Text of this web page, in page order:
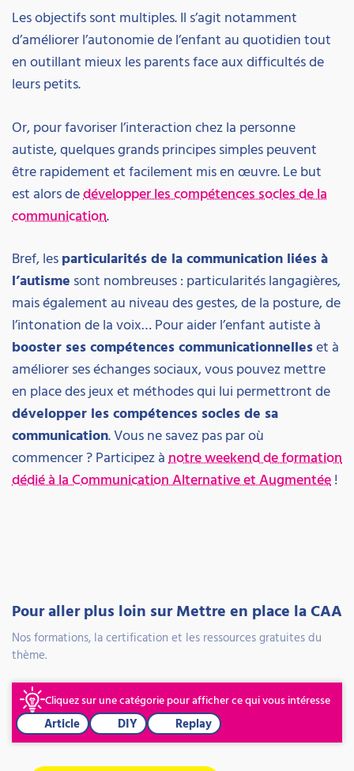
Les objectifs sont multiples. Il s’agit notamment
d’améliorer l’autonomie de l’enfant au quotidien tout
en outillant mieux les parents face aux difficultés de
leurs petits.
Or, pour favoriser l’interaction chez la personne
autiste, quelques grands principes simples peuvent
être rapidement et facilement mis en œuvre. Le but
est alors dedévelopper les compétences socles de la
communication.
Bref, lesparticularités de la communication liées à
l’autisme sont nombreuses : particularités langagières,
mais également au niveau des gestes, de la posture, de
l’intonation de la voix… Pour aider l’enfant autiste à
booster ses compétences communicationnelleset à
améliorer ses échanges sociaux, vous pouvez mettre
en place des jeux et méthodes qui lui permettront de
développer les compétences socles de sa
communication. Vous ne savez pas par où
commencer ? Participez ànotre weekend de formation
dédié à la Communication Alternative et Augmentée!
Pour aller plus loin sur Mettre en place la CAA
Nos formations, la certification et les ressources gratuites du
thème.
Cliquez sur une catégorie pour afficher ce qui vous intéresse
Article DIY Replay